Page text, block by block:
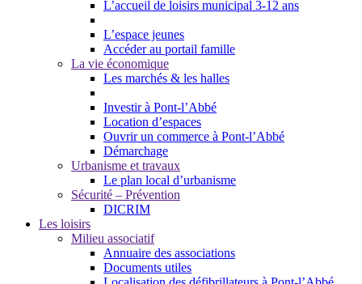
L’accueil de loisirs municipal 3-12 ans
L’espace jeunes
Accéder au portail famille
La vie économique
Les marchés & les halles
Investir à Pont-l’Abbé
Location d’espaces
Ouvrir un commerce à Pont-l’Abbé
Démarchage
Urbanisme et travaux
Le plan local d’urbanisme
Sécurité – Prévention
DICRIM
Les loisirs
Milieu associatif
Annuaire des associations
Documents utiles